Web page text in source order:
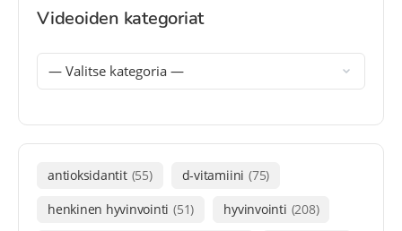
Videoiden kategoriat
antioksidantit (55) d-vitamiini (75)
henkinen hyvinvointi (51) hyvinvointi (208)